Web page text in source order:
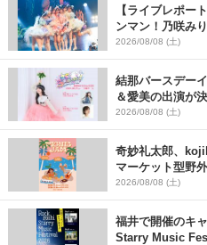
【ライブレポー
ンマン！乃咲み
Onephony新体
＞
2026/08/08 (土)
結那バースデー
＆愛美の出演が
2026/08/08 (土)
奇妙礼太郎、
マーケット型野
早割チケット発売
2026/08/08 (土)
福井で開催のキ
Starry Music